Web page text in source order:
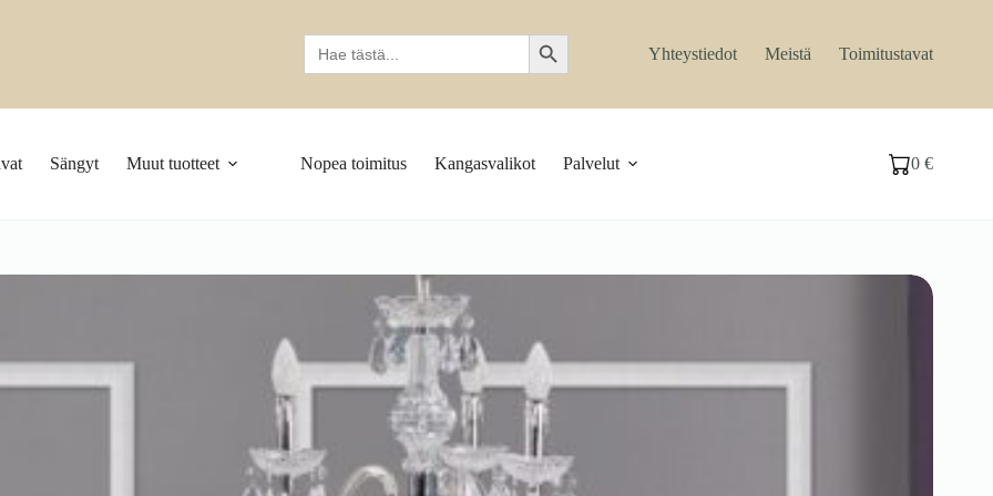
Search
for:
Search Button Yhteystiedot Meistä Toimitustavat
Sängyt Muut tuotteet Nopea toimitus Kangasvalikot Palvelut Ostoskori
0€